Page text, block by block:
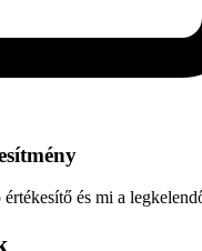
és mi a